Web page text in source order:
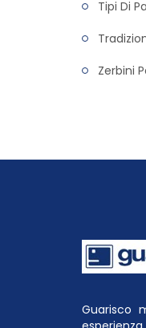
Tipi Di
Zerbini
Guarisco